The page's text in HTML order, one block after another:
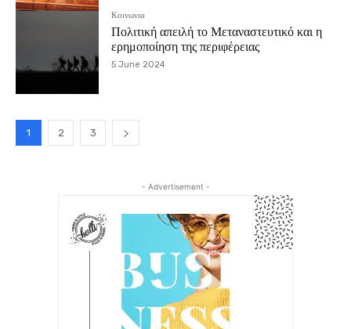
Κοινωνια
Πολιτική απειλή το Μεταναστευτικό και η
ερημοποίηση της περιφέρειας
5 June 2024
1 2 3
- Advertisement -